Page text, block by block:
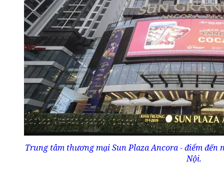
Trung tâm thương mại Sun Plaza Ancora - điểm
Nội.